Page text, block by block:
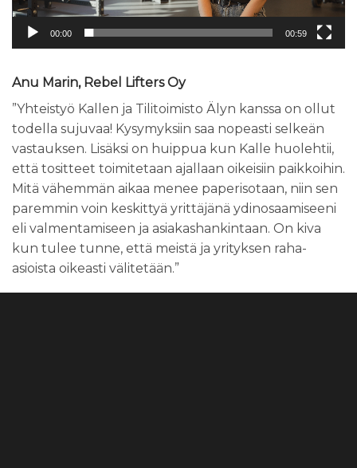
00:00 00:59
Anu Marin, Rebel Lifters Oy
”Yhteistyö Kallen ja Tilitoimisto Älyn kanssa on ollut
todella sujuvaa! Kysymyksiin saa nopeasti selkeän
vastauksen. Lisäksi on huippua kun Kalle huolehtii,
että tositteet toimitetaan ajallaan oikeisiin paikkoihin.
Mitä vähemmän aikaa menee paperisotaan, niin sen
paremmin voin keskittyä yrittäjänä ydinosaamiseeni
eli valmentamiseen ja asiakashankintaan. On kiva
kun tulee tunne, että meistä ja yrityksen raha-
asioista oikeasti välitetään.”